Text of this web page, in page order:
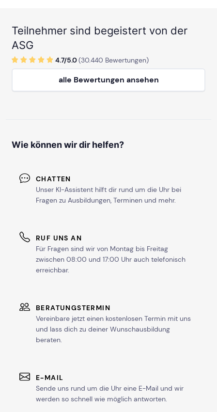
Teilnehmer sind begeistert von der
ASG
4.7/5.0(30.440 Bewertungen)
alle Bewertungen ansehen
Wie können wir dir helfen?
CHATTEN
Unser KI-Assistent hilft dir rund um die Uhr bei
Fragen zu Ausbildungen, Terminen und mehr.
RUF UNS AN
Für Fragen sind wir von Montag bis Freitag
zwischen 08:00 und 17:00 Uhr auch telefonisch
erreichbar.
BERATUNGSTERMIN
Vereinbare jetzt einen kostenlosen Termin mit uns
und lass dich zu deiner Wunschausbildung
beraten.
E-MAIL
Sende uns rund um die Uhr eine E-Mail und wir
werden so schnell wie möglich antworten.